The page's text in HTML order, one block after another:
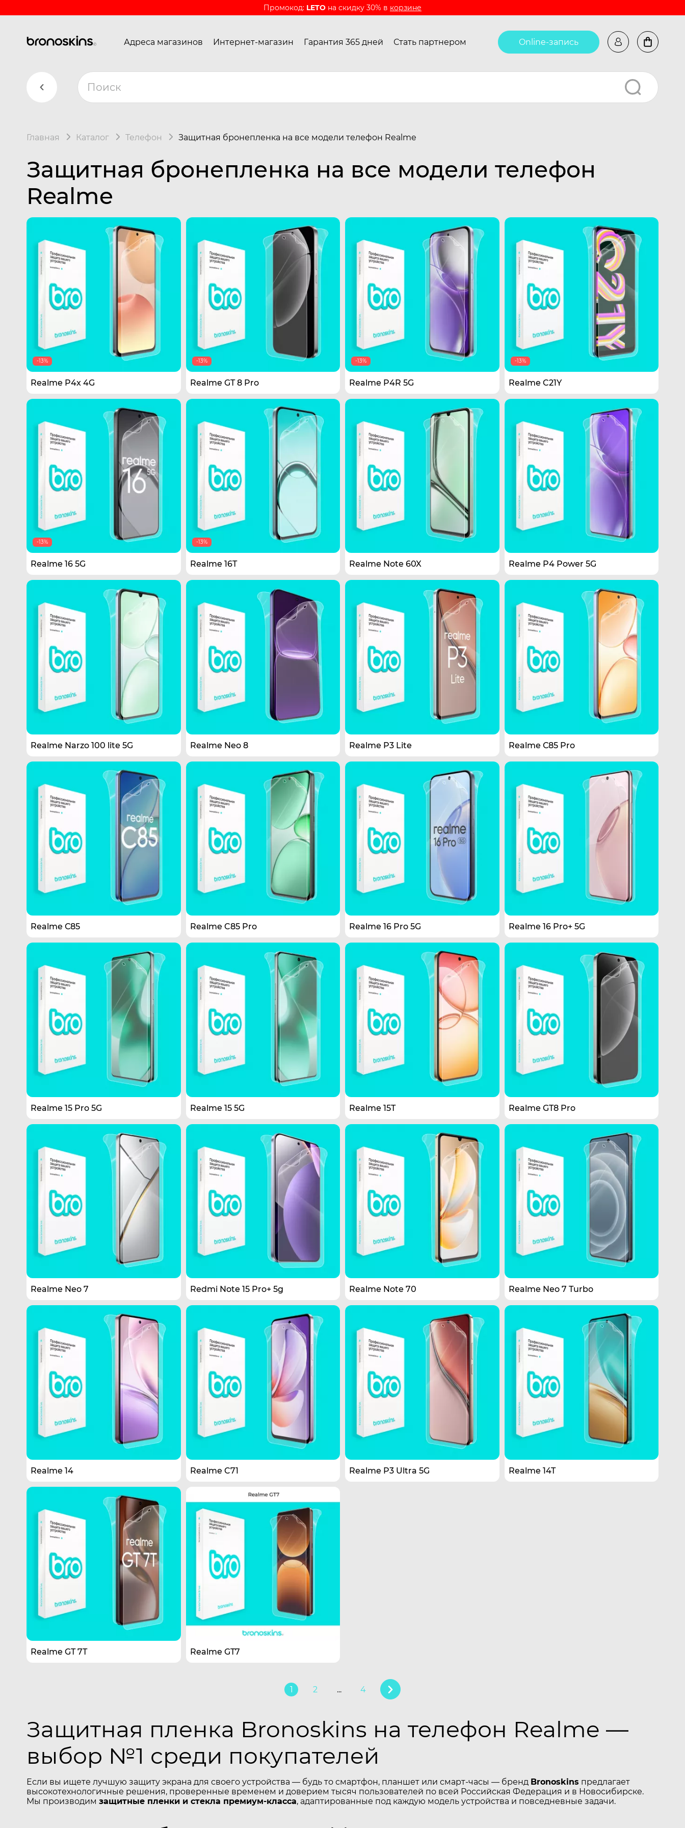
Промокод: LETO на скидку 30% в корзине
Адреса магазинов Интернет-магазин Гарантия 365 дней Стать партнером Online-запись
Главная Каталог Телефон Защитная бронепленка на все модели телефон Realme
Защитная бронепленка на все модели телефон
Realme
-13%
Realme P4x 4G
-13%
Realme GT 8 Pro
-13%
Realme P4R 5G
-13%
Realme C21Y
-13%
Realme 16 5G
-13%
Realme 16T Realme Note 60X Realme P4 Power 5G
Realme Narzo 100 lite 5G Realme Neo 8 Realme P3 Lite Realme С85 Pro
Realme С85 Realme C85 Pro Realme 16 Pro 5G Realme 16 Pro+ 5G
Realme 15 Pro 5G Realme 15 5G Realme 15T Realme GT8 Pro
Realme Neo 7 Redmi Note 15 Pro+ 5g Realme Note 70 Realme Neo 7 Turbo
Realme 14 Realme C71 Realme P3 Ultra 5G Realme 14T
Realme GT 7T Realme GT7
1 2 ... 4
Защитная пленка Bronoskins на телефон Realme —
выбор №1 среди покупателей
Если вы ищете лучшую защиту экрана для своего устройства — будь то смартфон, планшет или смарт-часы — бренд Bronoskins предлагает
высокотехнологичные решения, проверенные временем и доверием тысяч пользователей по всей Российская Федерация и в Новосибирске.
Мы производим защитные пленки и стекла премиум-класса, адаптированные под каждую модель устройства и повседневные задачи.